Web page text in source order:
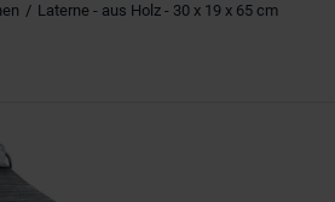
Laterne - aus Holz - 30 x 19 x 65 cm